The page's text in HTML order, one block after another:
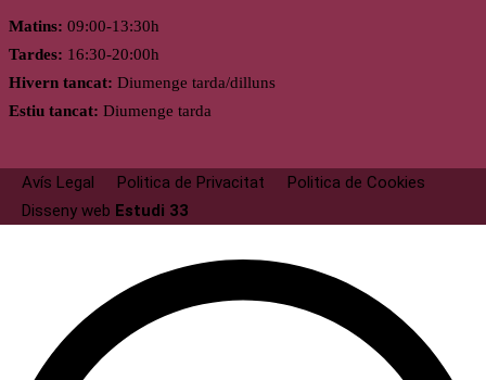
Matins: 09:00-13:30h
Tardes: 16:30-20:00h
Hivern tancat: Diumenge tarda/dilluns
Estiu tancat: Diumenge tarda
Avís Legal Politica de Privacitat
Politica de Cookies
Disseny web Estudi 33